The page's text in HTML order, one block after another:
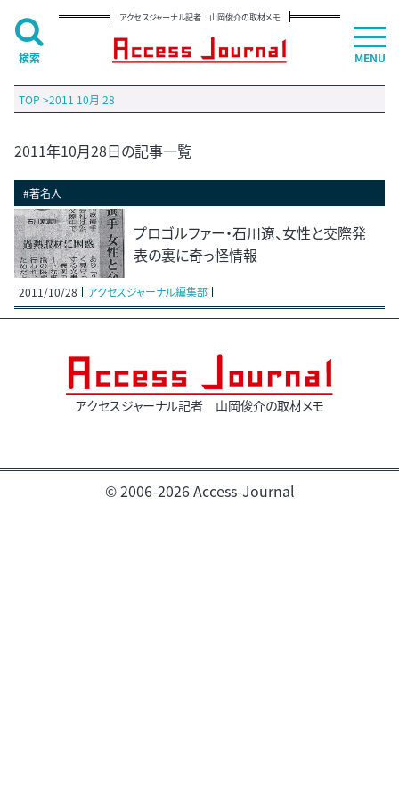
アクセスジャーナル記者 山岡俊介の取材メモ
TOP >2011 10月 28
2011年10月28日の記事一覧
#著名人
プロゴルファー・石川遼、女性と交際発
表の裏に奇っ怪情報
2011/10/28 アクセスジャーナル編集部
アクセスジャーナル記者 山岡俊介の取材メモ
© 2006-2026 Access-Journal
MENU
検索